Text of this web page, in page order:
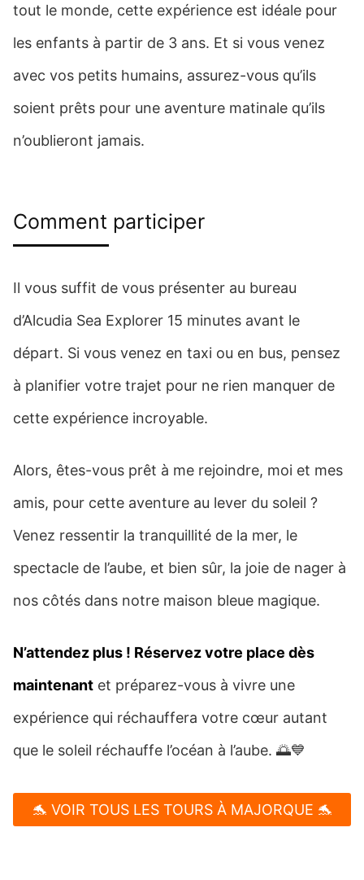
tout le monde, cette expérience est idéale pour
les enfants à partir de 3 ans. Et si vous venez
avec vos petits humains, assurez-vous qu’ils
soient prêts pour une aventure matinale qu’ils
n’oublieront jamais.
Comment participer
Il vous suffit de vous présenter au bureau
d’Alcudia Sea Explorer 15 minutes avant le
départ. Si vous venez en taxi ou en bus, pensez
à planifier votre trajet pour ne rien manquer de
cette expérience incroyable.
Alors, êtes-vous prêt à me rejoindre, moi et mes
amis, pour cette aventure au lever du soleil ?
Venez ressentir la tranquillité de la mer, le
spectacle de l’aube, et bien sûr, la joie de nager à
nos côtés dans notre maison bleue magique.
N’attendez plus ! Réservez votre place dès
maintenant et préparez-vous à vivre une
expérience qui réchauffera votre cœur autant
que le soleil réchauffe l’océan à l’aube. 🌅💙
🐬 VOIR TOUS LES TOURS À MAJORQUE 🐬